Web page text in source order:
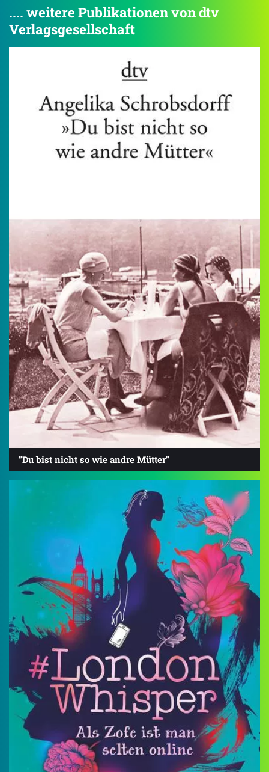
.... weitere Publikationen von dtv
Verlagsgesellschaft
"Du bist nicht so wie andre Mütter"